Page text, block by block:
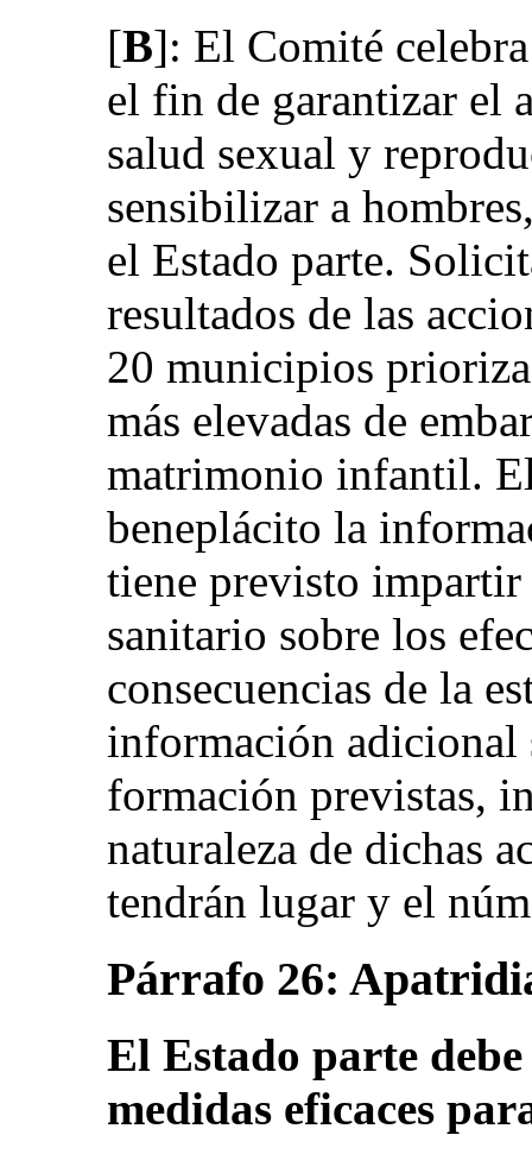
[B]: El Comité
el fin de garantizar el
salud sexual y
sensibilizar a
el Estado parte.
resultados de las
20 municipios
más elevadas de
matrimonio infantil.
beneplácito la
tiene previsto
sanitario sobre los
consecuencias de la
información adicional
formación previstas,
naturaleza de dichas
tendrán lugar y el
Párrafo 26:
El Estado parte
medidas eficaces